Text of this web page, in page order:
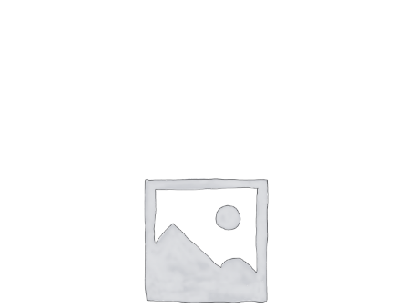
COMPAS AUREO DE CEJAS PLATA-METAL